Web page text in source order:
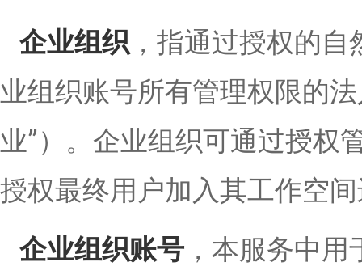
企业组织 ，指通过授权的
业组织账号所有管理权限的
业”）。企业组织可通过授权
授权最终用户加入其工作空
企业组织账号 ，本服务中